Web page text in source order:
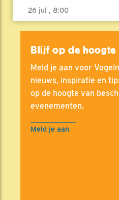
26 jul , 8:00
Blijf op de hoogte
Meld je aan voor
nieuws, inspiratie en
op de hoogte van
evenementen.
Meld je aan